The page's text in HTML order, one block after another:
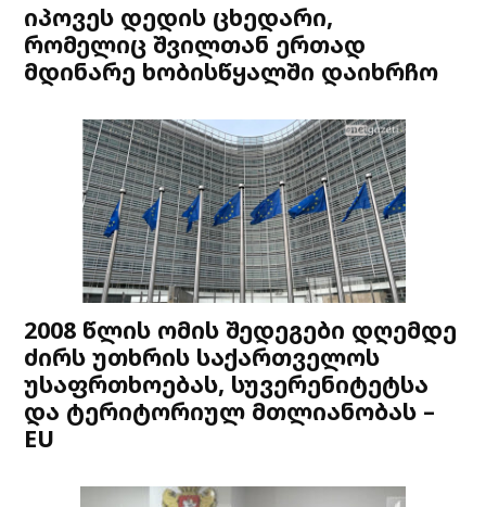
იპოვეს დედის ცხედარი,
რომელიც შვილთან ერთად
მდინარე ხობისწყალში დაიხრჩო
2008 წლის ომის შედეგები დღემდე
ძირს უთხრის საქართველოს
უსაფრთხოებას, სუვერენიტეტსა
და ტერიტორიულ მთლიანობას –
EU